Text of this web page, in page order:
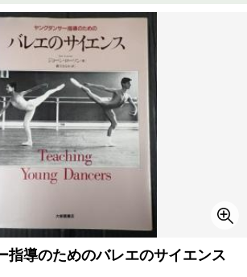
指導のためのバレエのサイエンス